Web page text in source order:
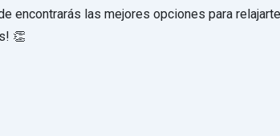
encontrarás las mejores opciones para
👏